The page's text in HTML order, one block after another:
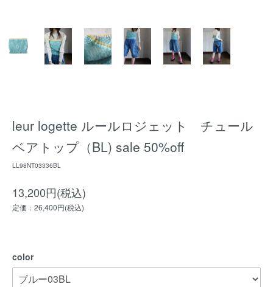
leur logette ルールロジェット チュール
ベアトップ（BL) sale 50%off
LL98NT03336BL
13,200円(税込)
定価：26,400円(税込)
color